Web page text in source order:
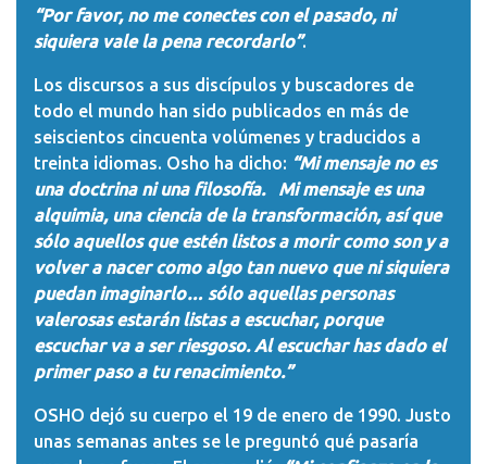
“Por favor, no me conectes con el pasado, ni
siquiera vale la pena recordarlo”.
Los discursos a sus discípulos y buscadores de
todo el mundo han sido publicados en más de
seiscientos cincuenta volúmenes y traducidos a
treinta idiomas. Osho ha dicho: “Mi mensaje no es
una doctrina ni una filosofía. Mi mensaje es una
alquimia, una ciencia de la transformación, así que
sólo aquellos que estén listos a morir como son y a
volver a nacer como algo tan nuevo que ni siquiera
puedan imaginarlo… sólo aquellas personas
valerosas estarán listas a escuchar, porque
escuchar va a ser riesgoso. Al escuchar has dado el
primer paso a tu renacimiento.”
OSHO dejó su cuerpo el 19 de enero de 1990. Justo
unas semanas antes se le preguntó qué pasaría